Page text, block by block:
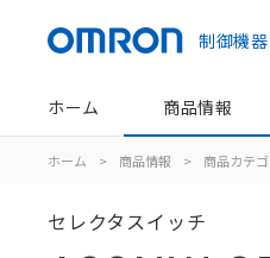
制御機器
ホーム 商品情報
ホーム > 商品情報 > 商品カテゴ
セレクタスイッチ